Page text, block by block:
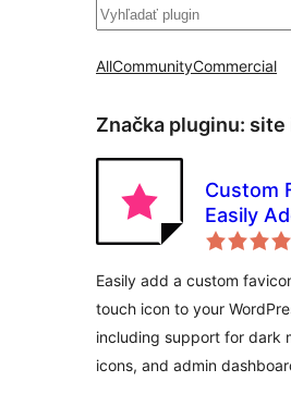
Hľadať
AllCommunityCommercial
Značka pluginu: site
Custom
Easily
Favicon
Easily add a custom
touch icon to your
including support for dark
icons, and admin